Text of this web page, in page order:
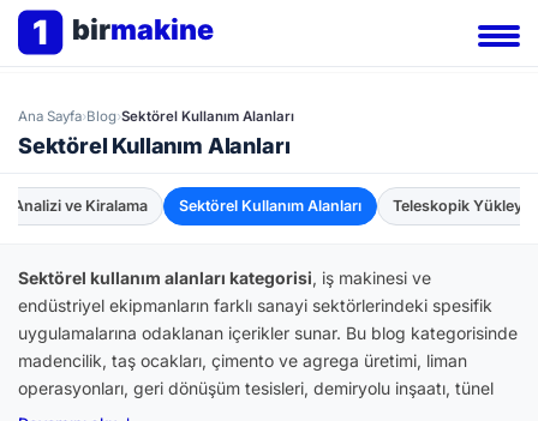
1 birmakine
Ana Sayfa›Blog›Sektörel Kullanım Alanları
Sektörel Kullanım Alanları
Analizi ve Kiralama Sektörel Kullanım Alanları Teleskopik
Sektörel kullanım alanları kategorisi, iş makinesi ve
endüstriyel ekipmanların farklı sanayi sektörlerindeki spesifik
uygulamalarına odaklanan içerikler sunar. Bu blog kategorisinde
madencilik, taş ocakları, çimento ve agrega üretimi, liman
operasyonları, geri dönüşüm tesisleri, demiryolu inşaatı, tünel
kazısı, hidroelektrik santral inşaatı, rüzgâr türbini kurulumu ve